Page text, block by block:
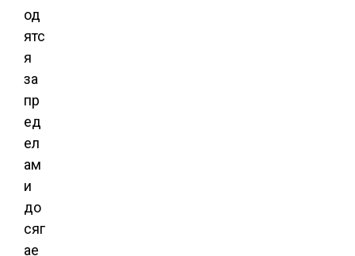
од
ятс
я
за
пр
ед
ел
ам
и
до
сяг
ае